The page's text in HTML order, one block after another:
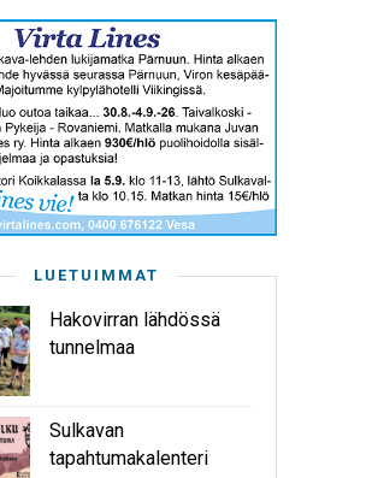
LUETUIMMAT
Hakovirran lähdössä
tunnelmaa
Sulkavan
tapahtumakalenteri